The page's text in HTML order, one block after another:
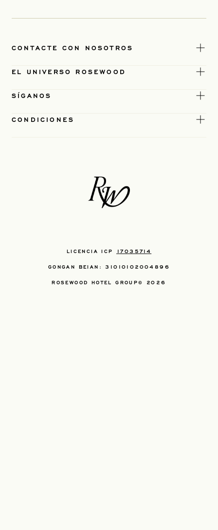
CONTACTE CON NOSOTROS
EL UNIVERSO ROSEWOOD
SÍGANOS
CONDICIONES
LICENCIA ICP 17035714
GONGAN BEIAN: 31010102004896
ROSEWOOD HOTEL GROUP© 2026